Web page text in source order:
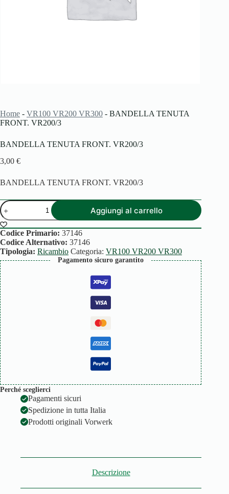
Home - VR100 VR200 VR300 - BANDELLA TENUTA
FRONT. VR200/3
BANDELLA TENUTA FRONT. VR200/3
3,00 €
BANDELLA TENUTA FRONT. VR200/3
BANDELLA
TENUTA
FRONT.
VR200/3
quantità
Aggiungi al carrello
Codice Primario: 37146
Codice Alternativo: 37146
Tipologia: Ricambio Categoria: VR100 VR200 VR300
Pagamento sicuro garantito
Perché sceglierci
Pagamenti sicuri
Spedizione in tutta Italia
Prodotti originali Vorwerk
Descrizione